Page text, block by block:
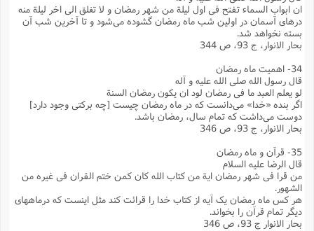
ان ابواب السماء تفتح فی اول لیلة من شهر رمضان و لا تغلق الی اخر لیلة منه
درهای آسمان در اولین شب ماه رمضان گشوده می‌شود و تا آخرین شب آن
بسته نخواهد شد.
بحار الانوار، ج 93، ص 344
34- اهمیت ماه رمضان
قال رسول الله صلی الله علیه و آله
لو یعلم العبد ما فی رمضان لود ان یکون رمضان السنة
اگر بنده «خدا» می‌دانست که در ماه رمضان چیست [چه برکتی وجود دارد]
دوست می‌داشت که تمام سال، رمضان باشد.
بحار الانوار، ج 93، ص 346
35- قرآن و ماه رمضان
قال الرضا علیه السلام
من قرا فی شهر رمضان ایة من کتاب الله کان کمن ختم القران فی غیره من
الشهور.
هر کس ماه رمضان یک آیه از کتاب خدا را قرائت کند مثل اینست که درماههای
دیگر تمام قرآن را بخواند.
بحار الانوار ج 93، ص 346